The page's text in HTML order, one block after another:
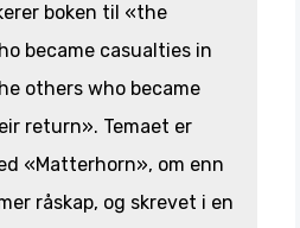
boken til «the
became casualties in
others who became
return». Temaet er
«Matterhorn», om enn
råskap, og skrevet i en